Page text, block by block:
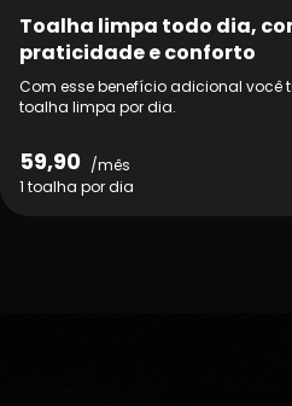
Toalha limpa todo dia,
praticidade e conforto
Com esse benefício adicional você
toalha limpa por dia.
59,90 /mês
1 toalha por dia